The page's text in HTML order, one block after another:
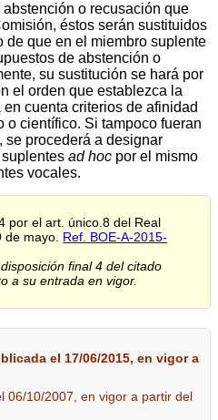
o recusación que
éstos serán sustituidos
de que en el miembro suplente
de abstención o
su sustitución se hará por
el orden que establezca la
cuenta criterios de afinidad
o científico. Si tampoco fueran
se procederá a designar
ad hoc por el mismo
vocales.
por el art. único.8 del Real
de mayo. Ref. BOE-A-2015-
final 4 del citado
a su entrada en vigor.
el 17/06/2015, en vigor a
06/10/2007, en vigor a partir del